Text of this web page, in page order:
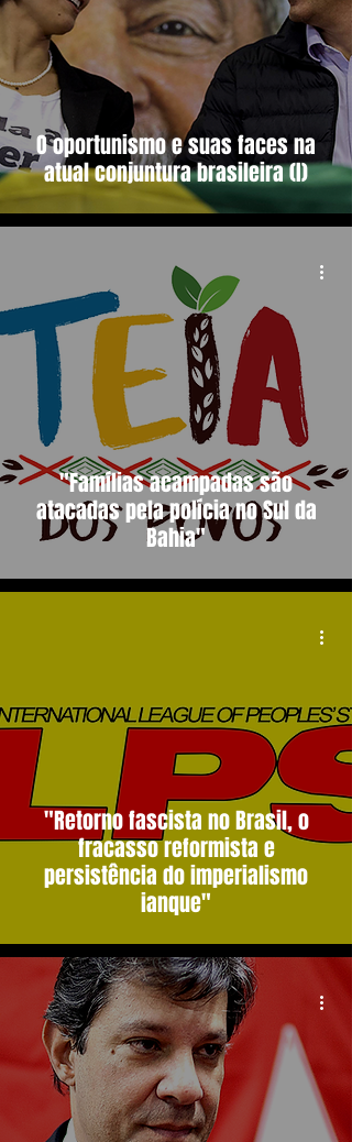
O oportunismo e suas faces na
atual conjuntura brasileira (I)
"Famílias acampadas são
atacadas pela polícia no Sul da
Bahia"
"Retorno fascista no Brasil, o
fracasso reformista e
persistência do imperialismo
ianque"